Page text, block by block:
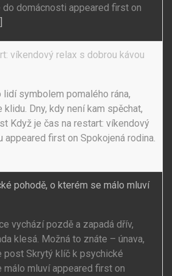
domácnosti appeared first on
víkendový relax s dobrou kávou
lidí symbolem pomalého rána,
Dny, kdy není kam spěchat,
Když je čas na restart: víkendový
appeared first on Spokojená rodina.
pohodě, o kterém se málo mluví
vychází pozdě a zapadá dřív,
klesá. Možná to znáte – únava,
post Skrytý klíč k psychické
málo mluví appeared first on